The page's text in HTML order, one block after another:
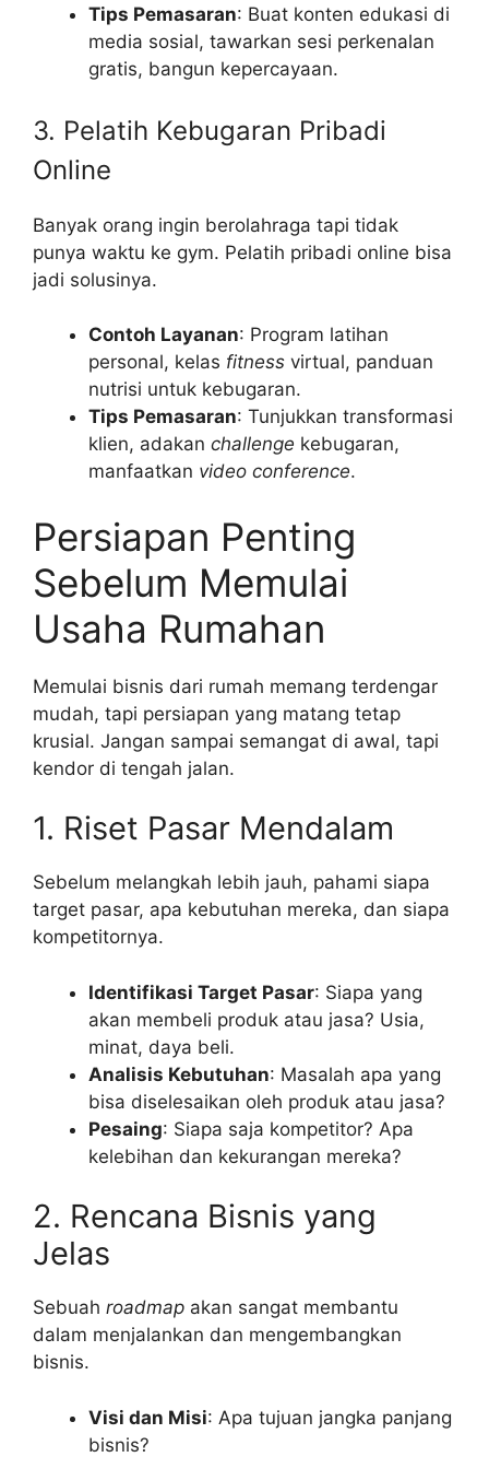
Tips Pemasaran: Buat konten edukasi di
media sosial, tawarkan sesi perkenalan
gratis, bangun kepercayaan.
3. Pelatih Kebugaran Pribadi
Online
Banyak orang ingin berolahraga tapi tidak
punya waktu ke gym. Pelatih pribadi online bisa
jadi solusinya.
Contoh Layanan: Program latihan
personal, kelas fitness virtual, panduan
nutrisi untuk kebugaran.
Tips Pemasaran: Tunjukkan transformasi
klien, adakan challenge kebugaran,
manfaatkan video conference.
Persiapan Penting
Sebelum Memulai
Usaha Rumahan
Memulai bisnis dari rumah memang terdengar
mudah, tapi persiapan yang matang tetap
krusial. Jangan sampai semangat di awal, tapi
kendor di tengah jalan.
1. Riset Pasar Mendalam
Sebelum melangkah lebih jauh, pahami siapa
target pasar, apa kebutuhan mereka, dan siapa
kompetitornya.
Identifikasi Target Pasar: Siapa yang
akan membeli produk atau jasa? Usia,
minat, daya beli.
Analisis Kebutuhan: Masalah apa yang
bisa diselesaikan oleh produk atau jasa?
Pesaing: Siapa saja kompetitor? Apa
kelebihan dan kekurangan mereka?
2. Rencana Bisnis yang
Jelas
Sebuah roadmap akan sangat membantu
dalam menjalankan dan mengembangkan
bisnis.
Visi dan Misi: Apa tujuan jangka panjang
bisnis?